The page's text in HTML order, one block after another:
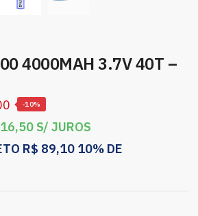
4000MAH 3.7V 40T –
16,50 S/ JUROS
R$ 89,10 10% DE
-10%